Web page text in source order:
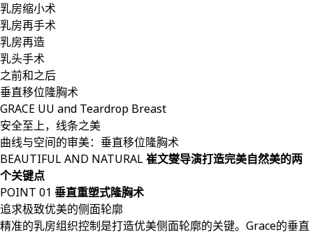
乳房缩小术
乳房再手术
乳房再造
乳头手术
之前和之后
垂直移位隆胸术
GRACE UU and Teardrop Breast
安全至上，线条之美
曲线与空间的审美：垂直移位隆胸术
BEAUTIFUL AND NATURAL崔文燮导演打造完美自然美的两
个关键点
POINT 01 垂直重塑式隆胸术
追求极致优美的侧面轮廓
精准的乳房组织控制是打造优美侧面轮廓的关键。Grace的垂直